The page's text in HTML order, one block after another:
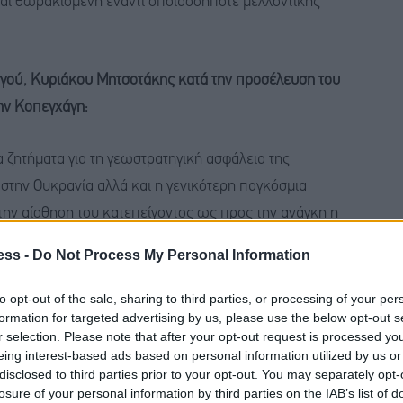
- Do Not Process My Personal Information
opt-out of the sale, sharing to third parties, or processing of your
for targeted advertising by us, please use the below opt-out
selection. Please note that after your opt-out request is processed
interest-based ads based on personal information utilized by us
to third parties prior to your opt-out. You may separately
of your personal information by third parties on the IAB’s list of
Κυριάκου Μητσοτάκης κατά την προσέλευση του
Κοπεγχάγη:
για τη γεωστρατηγική ασφάλεια της
Ουκρανία αλλά και η γενικότερη παγκόσμια
αίσθηση του κατεπείγοντος ως προς την ανάγκη η
χρόνια υποστηρίζουν τις αμυντικές τους
μέσου όρου και θα εξακολουθούμε να το
ΑΕΠ για τις αμυντικές μας δαπάνες για τα